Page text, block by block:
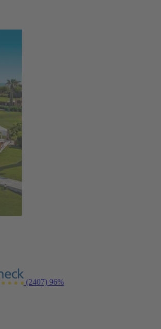
(2407) 96%